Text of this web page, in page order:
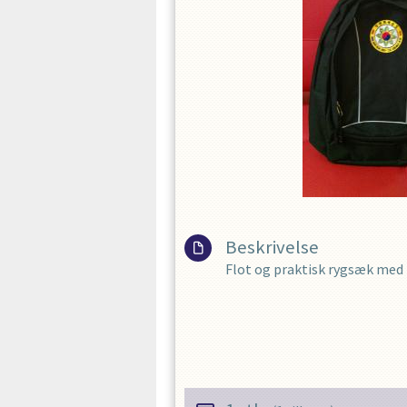
Beskrivelse
Flot og praktisk rygsæk med